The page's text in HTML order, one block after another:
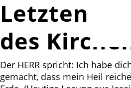
Letzten
des
Der HERR spricht: Ich habe
gemacht, dass mein Heil